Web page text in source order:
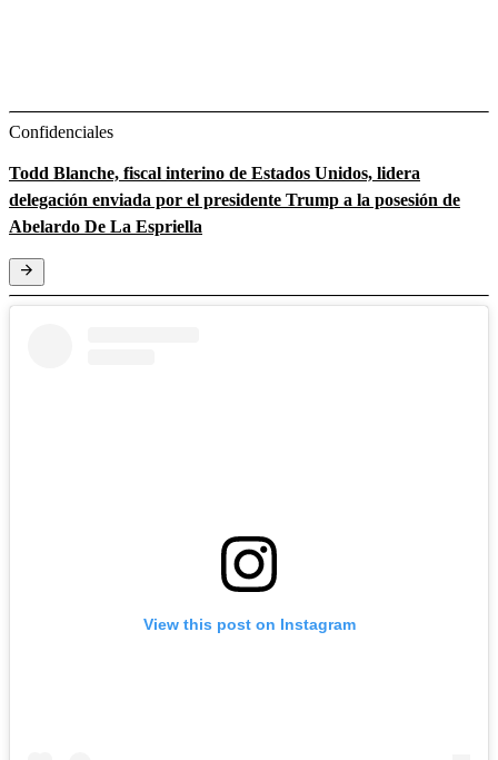
Confidenciales
Todd Blanche, fiscal interino de Estados Unidos, lidera
delegación enviada por el presidente Trump a la posesión de
Abelardo De La Espriella
View this post on Instagram